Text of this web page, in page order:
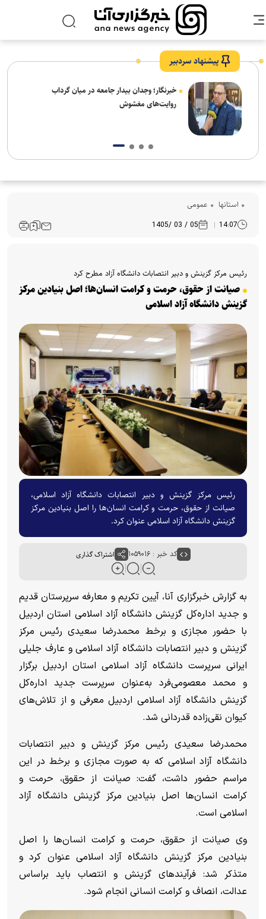
پیشنهاد سردبیر
خبرنگار؛ وجدان بیدار جامعه در میان گرداب
روایت‌های مغشوش
استانها عمومی
14:07
05 / 03 /1405
رئیس مرکز گزینش و دبیر انتصابات دانشگاه آزاد مطرح کرد
صیانت از حقوق، حرمت و کرامت انسان‌ها؛ اصل بنیادین مرکز
گزینش دانشگاه آزاد اسلامی
رئیس مرکز گزینش و دبیر انتصابات دانشگاه آزاد اسلامی،
صیانت از حقوق، حرمت و کرامت انسان‌ها را اصل بنیادین مرکز
گزینش دانشگاه آزاد اسلامی عنوان کرد.
کد خبر : ۱۰۵۹۰۱۶ اشتراک گذاری
به گزارش خبرگزاری آنا، آیین تکریم و معارفه سرپرستان قدیم
و جدید اداره‌کل گزینش دانشگاه آزاد اسلامی استان اردبیل
با حضور مجازی و برخط محمدرضا سعیدی رئیس مرکز
گزینش و دبیر انتصابات دانشگاه آزاد اسلامی و عارف جلیلی
ایرانی سرپرست دانشگاه آزاد اسلامی استان اردبیل برگزار
و محمد معصومی‌فرد به‌عنوان سرپرست جدید اداره‌کل
گزینش دانشگاه آزاد اسلامی اردبیل معرفی و از تلاش‌های
کیوان نقی‌زاده قدردانی شد.
محمدرضا سعیدی رئیس مرکز گزینش و دبیر انتصابات
دانشگاه آزاد اسلامی که به صورت مجازی و برخط در این
مراسم حضور داشت، گفت: صیانت از حقوق، حرمت و
کرامت انسان‌ها اصل بنیادین مرکز گزینش دانشگاه آزاد
اسلامی است.
وی صیانت از حقوق، حرمت و کرامت انسان‌ها را اصل
بنیادین مرکز گزینش دانشگاه آزاد اسلامی عنوان کرد و
متذکر شد: فرآیند‌های گزینش و انتصاب باید براساس
عدالت، انصاف و کرامت انسانی انجام شود.